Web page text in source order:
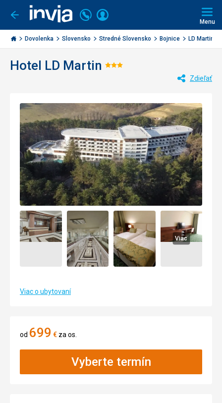
Ísť
späť
Invia.sk
Volajte
+421
2
3221
Prihlásiť
Menu
Dovolenka Slovensko Stredné Slovensko Bojnice LD Martin
Hotel LD Martin Hodnotenie:
Zdieľať
Viac
Viac o ubytovaní
od 699 € za os.
Vyberte termín